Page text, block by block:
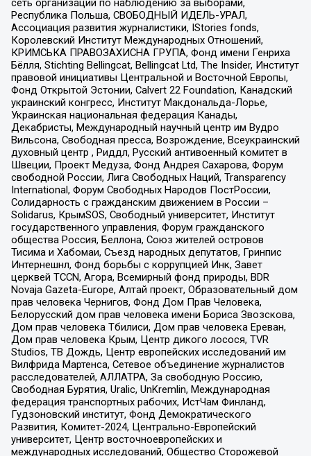
сеть организаций по наблюдению за выборами,
Республика Польша, СВОБОДНЫЙ ИДЕЛЬ-УРАЛ,
Ассоциация развития журналистики, IStories fonds,
Королевский Институт Международных Отношений,
КРИМСЬКА ПРАВОЗАХИСНА ГРУПА, Фонд имени Генриха
Бёлля, Stichting Bellingcat, Bellingcat Ltd, The Insider, Институт
правовой инициативы Центральной и Восточной Европы,
Фонд Открытой Эстонии, Calvert 22 Foundation, Канадский
украинский конгресс, Институт Макдональда-Лорье,
Украинская национальная федерация Канады,
Декабристы, Международный научный центр им Вудро
Вильсона, Свободная пресса, Возрождение, Всеукраинский
духовный центр , Риддл, Русский антивоенный комитет в
Швеции, Проект Медуза, Фонд Андрея Сахарова, Форум
свободной России, Лига Свободных Наций, Transparеncy
International, Форум Свободных Народов ПостРоссии,
Солидарность с гражданским движением в России –
Solidarus, КрымSOS, Свободный университет, Институт
государственного управления, Форум гражданского
общества Россия, Беллона, Союз жителей островов
Тисима и Хабомаи, Съезд народных депутатов, Гринпис
Интернешнл, Фонд борьбы с коррупцией Инк, Завет
церквей TCCN, Агора, Всемирный фонд природы, BDR
Novaja Gazeta-Europe, Алтай проект, Образовательный дом
прав человека Чернигов, Фонд Дом Прав Человека,
Белорусский дом прав человека имени Бориса Звозскова,
Дом прав человека Тбилиси, Дом прав человека Ереван,
Дом прав человека Крым, Центр дикого лосося, TVR
Studios, ТВ Дождь, Центр европейских исследований им
Вилфрида Мартенса, Сетевое объединение журналистов
расследователей, АЛЛАТРА, За свободную Россию,
Свободная Бурятия, Uralic, UnKremlin, Международная
федерация транспортных рабочих, ИстЧам Финланд,
Гудзоновский институт, Фонд Демократического
Развития, Комитет-2024, Центрально-Европейский
университет, Центр восточноевропейских и
международных исследований, Общество Сторожевой